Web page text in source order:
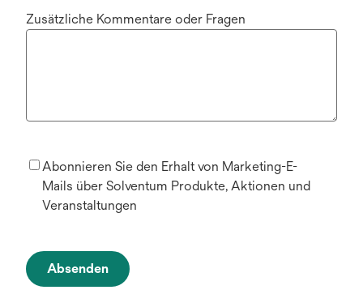
Zusätzliche Kommentare oder Fragen
Abonnieren Sie den Erhalt von Marketing-E-
Mails über Solventum Produkte, Aktionen und
Veranstaltungen
Absenden